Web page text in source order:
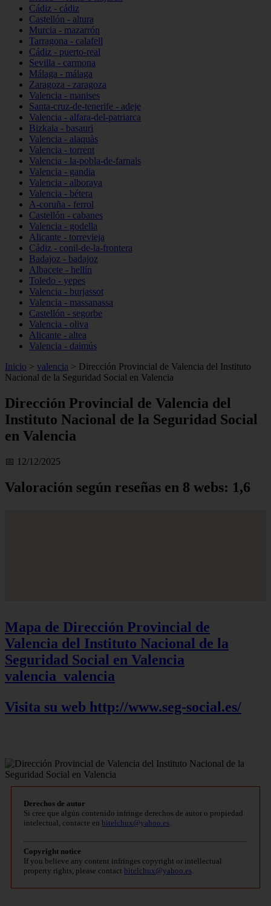
Cádiz - cádiz
Castellón - altura
Murcia - mazarrón
Tarragona - calafell
Cádiz - puerto-real
Sevilla - carmona
Málaga - málaga
Zaragoza - zaragoza
Valencia - manises
Santa-cruz-de-tenerife - adeje
Valencia - alfara-del-patriarca
Bizkaia - basauri
Valencia - alaquàs
Valencia - torrent
Valencia - la-pobla-de-farnals
Valencia - gandia
Valencia - alboraya
Valencia - bétera
A-coruña - ferrol
Castellón - cabanes
Valencia - godella
Alicante - torrevieja
Cádiz - conil-de-la-frontera
Badajoz - badajoz
Albacete - hellín
Toledo - yepes
Valencia - burjassot
Valencia - massanassa
Castellón - segorbe
Valencia - oliva
Alicante - altea
Valencia - daimús
Inicio > valencia > Dirección Provincial de Valencia del Instituto
Nacional de la Seguridad Social en Valencia
Dirección Provincial de Valencia del
Instituto Nacional de la Seguridad Social
en Valencia
📅 12/12/2025
Valoración según reseñas en 8 webs: 1,6
Mapa de Dirección Provincial de
Valencia del Instituto Nacional de la
Seguridad Social en Valencia
valencia_valencia
Visita su web http://www.seg-social.es/
Derechos de autor
Si cree que algún contenido infringe derechos de autor o propiedad
intelectual, contacte en bitelchux@yahoo.es
Copyright notice
If you believe any content infringes copyright or intellectual
property rights, please contact bitelchux@yahoo.es